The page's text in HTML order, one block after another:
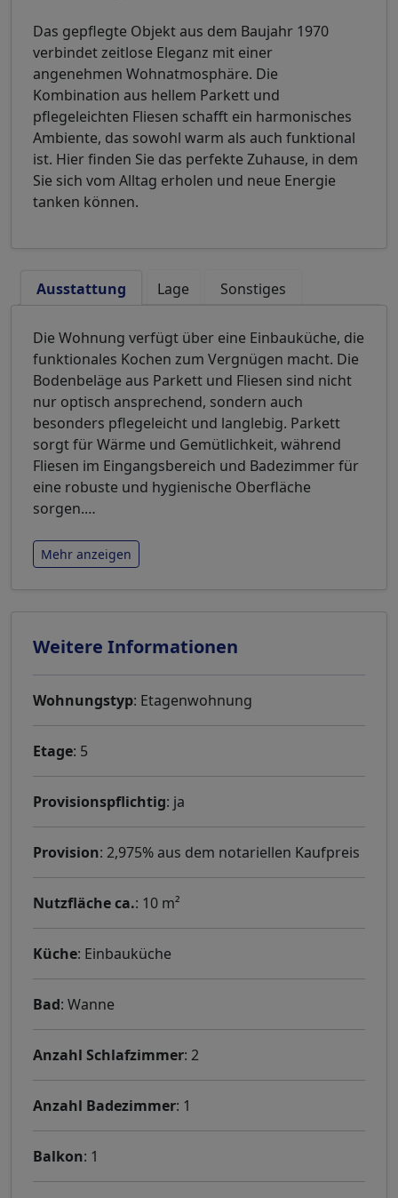
Das gepflegte Objekt aus dem Baujahr 1970
verbindet zeitlose Eleganz mit einer
angenehmen Wohnatmosphäre. Die
Kombination aus hellem Parkett und
pflegeleichten Fliesen schafft ein harmonisches
Ambiente, das sowohl warm als auch funktional
ist. Hier finden Sie das perfekte Zuhause, in dem
Sie sich vom Alltag erholen und neue Energie
tanken können.
Ausstattung Lage Sonstiges
Die Wohnung verfügt über eine Einbauküche, die
funktionales Kochen zum Vergnügen macht. Die
Bodenbeläge aus Parkett und Fliesen sind nicht
nur optisch ansprechend, sondern auch
besonders pflegeleicht und langlebig. Parkett
sorgt für Wärme und Gemütlichkeit, während
Fliesen im Eingangsbereich und Badezimmer für
eine robuste und hygienische Oberfläche
sorgen.…
Mehr anzeigen
Weitere Informationen
Wohnungstyp: Etagenwohnung
Etage: 5
Provisionspflichtig: ja
Provision: 2,975% aus dem notariellen Kaufpreis
Nutzfläche ca.: 10 m²
Küche: Einbauküche
Bad: Wanne
Anzahl Schlafzimmer: 2
Anzahl Badezimmer: 1
Balkon: 1